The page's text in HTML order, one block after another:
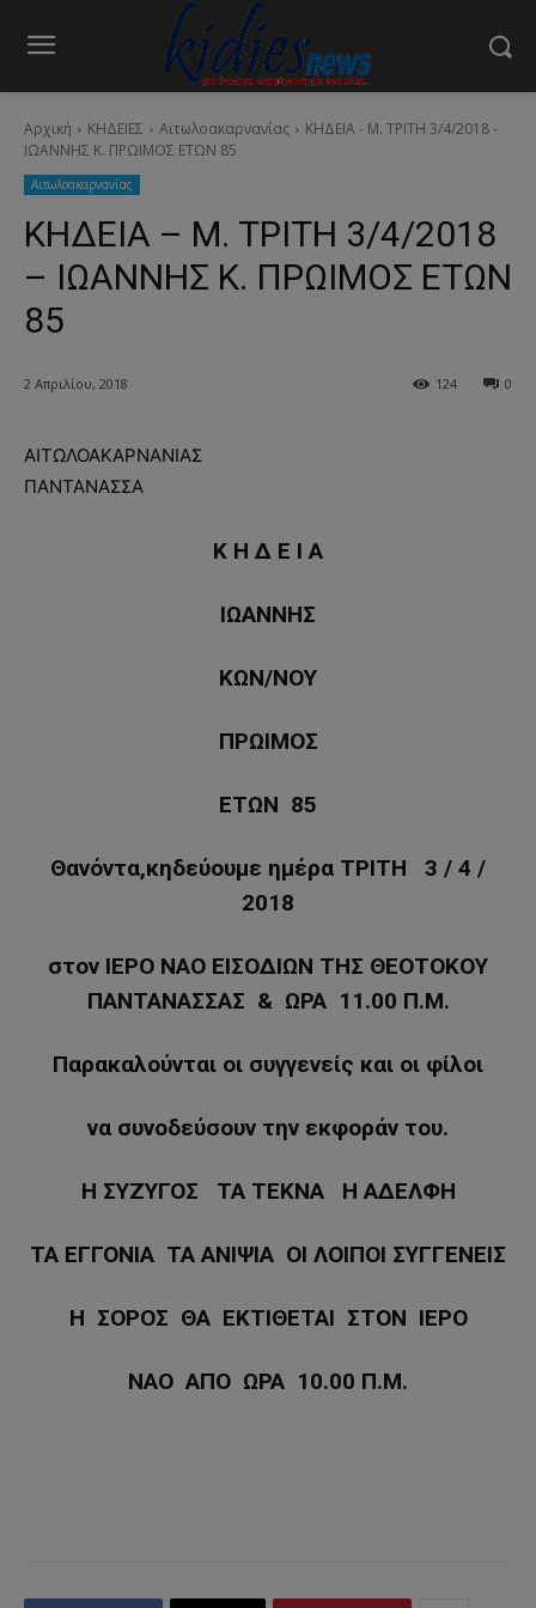
Αρχική ΚΗΔΕΙΕΣ Aιτωλοακαρνανίας
ΚΗΔΕΙΑ - Μ. ΤΡΙΤΗ 3/4/2018 -
ΙΩΑΝΝΗΣ Κ. ΠΡΩΙΜΟΣ ΕΤΩΝ 85
Aιτωλοακαρνανίας
ΚΗΔΕΙΑ – Μ. ΤΡΙΤΗ 3/4/2018
– ΙΩΑΝΝΗΣ Κ. ΠΡΩΙΜΟΣ ΕΤΩΝ
85
2 Απριλίου, 2018 0
124
ΑΙΤΩΛΟΑΚΑΡΝΑΝΙΑΣ
ΠΑΝΤΑΝΑΣΣΑ
Κ Η Δ Ε Ι Α
ΙΩΑΝΝΗΣ
ΚΩΝ/ΝΟΥ
ΠΡΩΙΜΟΣ
ΕΤΩΝ 85
Θανόντα,κηδεύουμε ημέρα ΤΡΙΤΗ 3 / 4 /
2018
στον ΙΕΡΟ ΝΑΟ ΕΙΣΟΔΙΩΝ ΤΗΣ ΘΕΟΤΟΚΟΥ
ΠΑΝΤΑΝΑΣΣΑΣ & ΩΡΑ 11.00 Π.M.
Παρακαλούνται οι συγγενείς και οι φίλοι
να συνοδεύσουν την εκφοράν του.
Η ΣΥΖΥΓΟΣ ΤΑ ΤΕΚΝΑ Η ΑΔΕΛΦΗ
ΤΑ ΕΓΓΟΝΙΑ ΤΑ ΑΝΙΨΙΑ ΟΙ ΛΟΙΠΟΙ ΣΥΓΓΕΝΕΙΣ
Η ΣΟΡΟΣ ΘΑ ΕΚΤΙΘΕΤΑΙ ΣΤΟΝ ΙΕΡΟ
ΝΑΟ ΑΠΟ ΩΡΑ 10.00 Π.Μ.